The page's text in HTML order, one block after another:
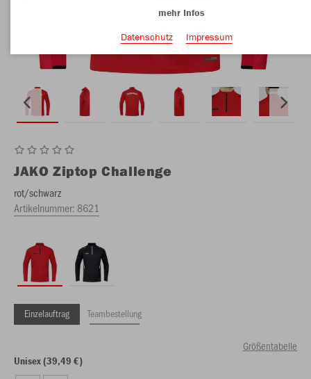
JAKO Ziptop Challenge
rot/schwarz
Artikelnummer:8621
Einzelauftrag Teambestellung
Größentabelle
Unisex (39,49 €)
mehr Infos
Datenschutz
Impressum